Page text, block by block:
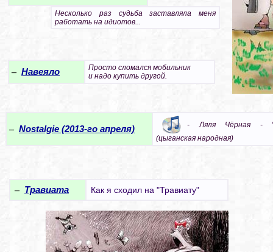
Несколько раз судьба заставляла меня
работать на идиотов...
– Навеяло
Просто сломался мобильник
и надо купить другой.
– Nostalgie (2013-го апреля)
- Ляля Чёрная -
(цыганская народная)
– Травиата Как я сходил на "Травиату"